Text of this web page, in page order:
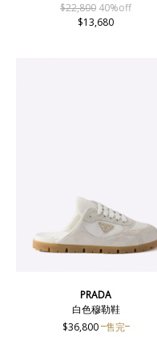
$22,800 40%off
$13,680
PRADA
白色穆勒鞋
$36,800 售完